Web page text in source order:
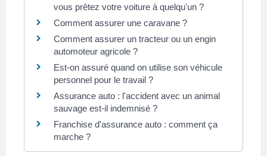
vous prêtez votre voiture à quelqu'un ?
Comment assurer une caravane ?
Comment assurer un tracteur ou un engin
automoteur agricole ?
Est-on assuré quand on utilise son véhicule
personnel pour le travail ?
Assurance auto : l'accident avec un animal
sauvage est-il indemnisé ?
Franchise d'assurance auto : comment ça
marche ?